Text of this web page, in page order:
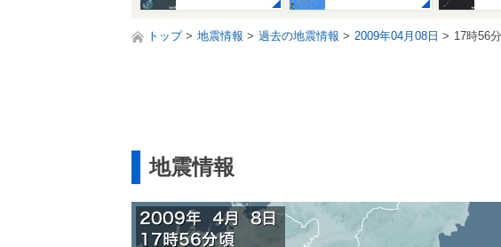
トップ 地震情報 過去の地震情報 2009年04月08日 17時56
地震情報